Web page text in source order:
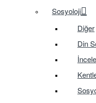
Sosyoloji
Diğer
Din